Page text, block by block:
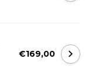
€169,00